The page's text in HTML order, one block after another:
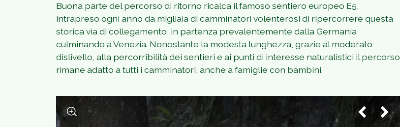
Buona parte del percorso di ritorno ricalca il famoso sentiero europeo E5,
intrapreso ogni anno da migliaia di camminatori volenterosi di ripercorrere questa
storica via di collegamento, in partenza prevalentemente dalla Germania
culminando a Venezia. Nonostante la modesta lunghezza, grazie al moderato
dislivello, alla percorribilità dei sentieri e ai punti di interesse naturalistici il percorso
rimane adatto a tutti i camminatori, anche a famiglie con bambini.